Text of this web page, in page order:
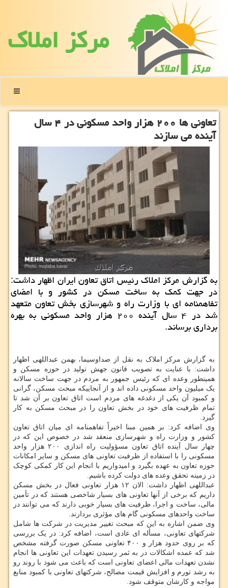
مركز املاك
منو
تعاونی ها ۲۰۰ هزار واحد مسکونی در ۴ سال
آینده می سازند
به گزارش مرکز املاک رئیس اتاق تعاون ایران اظهار داشت:
در جهت کمک به ساخت مسکن در کشور و با امضای
تفاهمنامه ای با وزارت راه و شهرسازی بخش تعاون متعهد
شد در ۴ سال آینده ۲۰۰ هزار واحد مسکونی به بهره
برداری برساند.
به گزارش مرکز املاک به نقل از صداوسیما، بهمن عبداللهی اظهار
داشت: با عنایت به تصویب قانون جهش تولید در حوزه مسکن و
همینطور وعده ای که رئیس جمهور به مردم در جهت ساخت سالانه
یک میلیون واحد مسکونی داده اند و از آنجاییکه مبحث مسکن، گرانی
و کمبود آن یکی از دغدغه های مردم است اتاق تعاون بر آن شد تا
تمام ظرفیت های خود در بخش تعاون را در مبحث مسکن به کار
گیرد.
وی اضافه کرد: بر همین مبنا اخیراً تفاهمنامه ای میان اتاق تعاون
کشور و وزارت راه و شهرسازی منعقد شد در خصوص این که در
چهار سال آینده اتاق تعاون مسؤولیت راه اندازی ۲۰۰ هزار واحد
مسکونی را با استفاده از ظرفیت تعاونی های مسکن و سایر امکانات
حوزه تعاون به عهده بگیرد و امیدواریم با انجام این کار کمکی کوچک
در زمینه تحقق وعده های دولت کرده باشیم.
عبداللهی اظهار داشت: الان ۱۲ هزار تعاونی فعال در بخش مسکن
داریم که برخی از آنها تعاونی های بسیار شاخصی هستند که در تأمین
مالی، ساخت و اجرا، ظرفیت های بسیار خوبی دارند که می توانند در
ساخت واحدهای مسکونی گام های مؤثری بردارند.
وی ضمن اشاره به این که مبحث تغییر مدیریت در شرکت ها شامل
شرکتهای تعاونی، مسأله ای عادی است، اضافه کرد: در یک بررسی
که بر روی حدود هزار و ۴۰۰ تعاونی مسکن صورت گرفته مشخص
شد که عمده اشکالات در به ثمر رسیدن تعهدات این تعاونی ها انجام
نشدن تعهدات مالی اعضای تعاونی است که باعث می شود با روند رو
به رشد تورم و افزایش قیمت مصالح، شرکتهای تعاونی با کمبود منابع
مواجه و کارشان متوقف شود.